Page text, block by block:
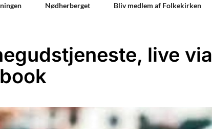
Nødherberget Bliv medlem af Folkekirken
live via